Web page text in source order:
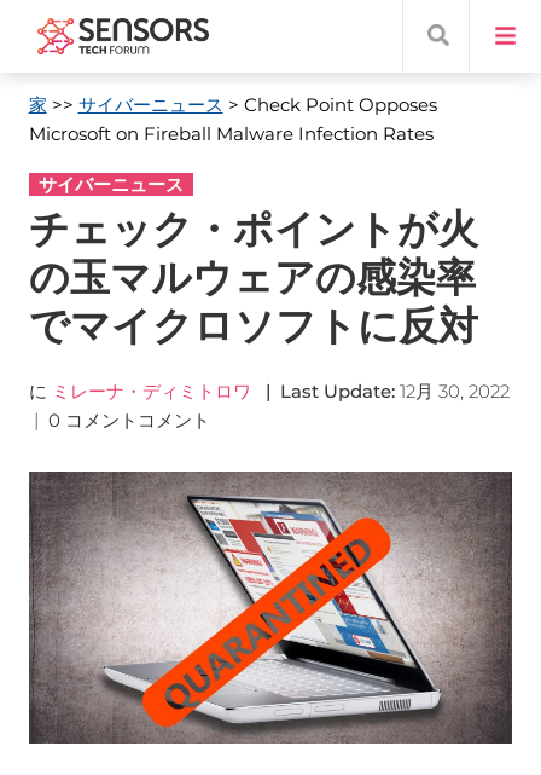
家 >> サイバーニュース > Check Point Opposes
Microsoft on Fireball Malware Infection Rates
サイバーニュース
チェック・ポイントが火
の玉マルウェアの感染率
でマイクロソフトに反対
に ミレーナ・ディミトロワ | Last Update: 12月 30, 2022
| 0 コメントコメント